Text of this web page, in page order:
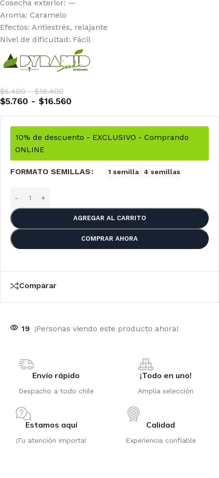
Cosecha exterior: —
Aroma: Caramelo
Efectos: Antiestrés, relajante
Nivel de dificultad: Fácil
$6.400 - $18.400
$5.760 - $16.560
10% de descuento - EXCLUSIVO - Comprando
ONLINE
FORMATO SEMILLAS 1 semilla 4 semillas
AGREGAR AL CARRITO
COMPRAR AHORA
Comparar
19 ¡Personas viendo este producto ahora!
Envío rápido
Despacho a todo chile
¡Todo en uno!
Amplia selección
Estamos aquí
¡Tu atención importa!
Calidad
Experiencia confiable